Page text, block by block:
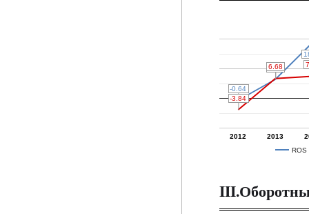
ROS
2012 2013
-0.64
-0.64
6.39
6.39
-3.84
-3.84
6.68
6.68